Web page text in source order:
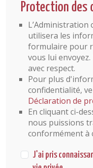
Protection des
L’Administration
utilisera les
formulaire pour
vous lui
avec respect.
Pour plus
confidentialité,
Déclaration de
En cliquant ci-
nous puissions
conformément à
J'ai pris